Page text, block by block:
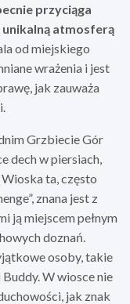
przyciąga
atmosferą
od miejskiego
wrażenia i jest
jak zauważa
Grzbiecie Gór
dech w piersiach,
ta, często
znana jest z
ją miejscem pełnym
doznań.
osoby, takie
W wiosce nie
jak znak